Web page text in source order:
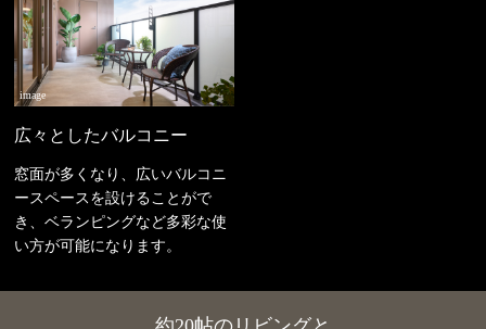
image
広々としたバルコニー
窓面が多くなり、広いバルコニ
ースペースを設けることがで
き、ベランピングなど多彩な使
い方が可能になります。